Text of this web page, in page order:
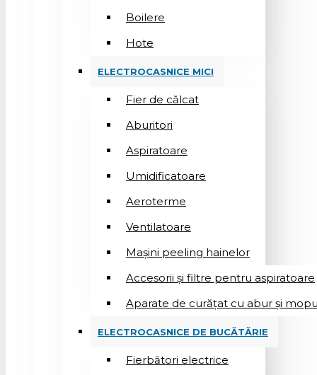
Boilere
Hote
ELECTROCASNICE MICI
Fier de călcat
Aburitori
Aspiratoare
Umidificatoare
Aeroterme
Ventilatoare
Mașini peeling hainelor
Accesorii și filtre pentru aspiratoare
Aparate de curățat cu abur și
ELECTROCASNICE DE BUCĂTĂRIE
Fierbători electrice